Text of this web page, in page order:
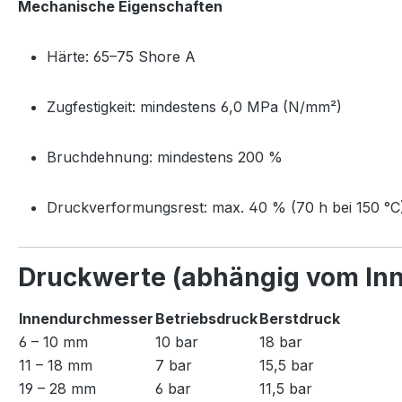
Mechanische Eigenschaften
Härte: 65–75 Shore A
Zugfestigkeit: mindestens 6,0 MPa (N/mm²)
Bruchdehnung: mindestens 200 %
Druckverformungsrest: max. 40 % (70 h bei 150
Druckwerte (abhängig vom
Innendurchmesser BetriebsdruckBerstdruck
6 – 10 mm
10 bar
18 bar
11 – 18 mm
7 bar
15,5 bar
19 – 28 mm
6 bar
11,5 bar